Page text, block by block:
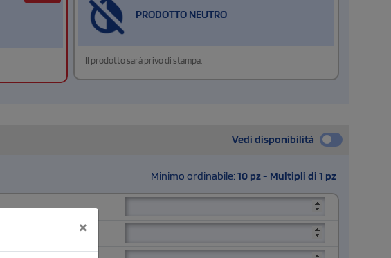
PRODOTTO NEUTRO
Il prodotto sarà privo di stampa.
Vedi disponibilità
Minimo ordinabile: 10 pz - Multipli di 1 pz
×